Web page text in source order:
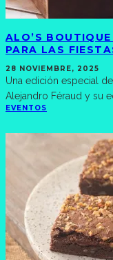
ALO’S
PARA LAS
28 NOVIEMBRE, 2025
Una edición especial
Alejandro Féraud y su
EVENTOS